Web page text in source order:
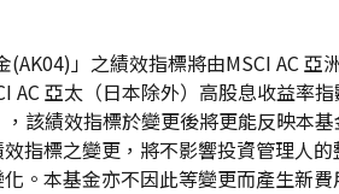
」之績效指標將由MSCI AC 亞
AC 亞太（日本除外）高股息收益率
該績效指標於變更後將更能反映本
指標之變更，將不影響投資管理人的
。本基金亦不因此等變更而產生新費